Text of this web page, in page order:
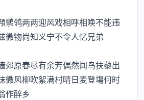
鸰两两迎风戏相呼相唤不能违
微物尚知义宁不令人忆兄弟
原春尽有余芳偶然闻鸟扶藜出
微风柳吹絮满村晴日麦登塲何时
作醉乡